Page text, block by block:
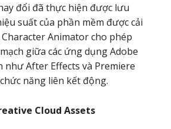
đổi đã thực hiện được lưu
suất của phần mềm được cải
Animator cho phép
giữa các ứng dụng Adobe
như After Effects và Premiere
năng liên kết động.
Cloud Assets